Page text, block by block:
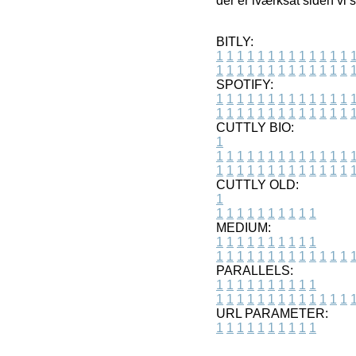
BITLY:
1 1 1 1 1 1 1 1 1 1 1 1 1 1
1 1 1 1 1 1 1 1 1 1 1 1 1 1
SPOTIFY:
1 1 1 1 1 1 1 1 1 1 1 1 1 1
1 1 1 1 1 1 1 1 1 1 1 1 1 1
CUTTLY BIO:
1
1 1 1 1 1 1 1 1 1 1 1 1 1 1
1 1 1 1 1 1 1 1 1 1 1 1 1 1
CUTTLY OLD:
1
1 1 1 1 1 1 1 1 1 1
MEDIUM:
1 1 1 1 1 1 1 1 1 1
1 1 1 1 1 1 1 1 1 1 1 1 1 1
PARALLELS:
1 1 1 1 1 1 1 1 1 1
1 1 1 1 1 1 1 1 1 1 1 1 1 1
URL PARAMETER:
1 1 1 1 1 1 1 1 1 1